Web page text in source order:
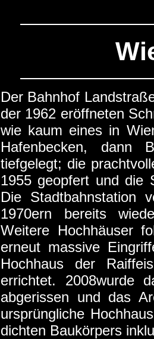
Der Bahnhof
der 1962 eröffneten
wie kaum eines in
Hafenbecken, dann
tiefgelegt; die
1955 geopfert und die
Die Stadtbahnstation
1970ern bereits
Weitere Hochhäuser
erneut massive
Hochhaus der
errichtet. 2008wurde
abgerissen und das
ursprüngliche
dichten Baukörpers